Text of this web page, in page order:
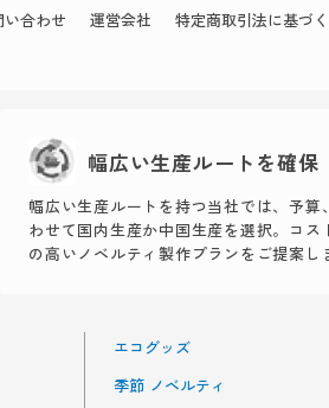
い合わせ 運営会社
特定商取引法に基づ
幅広い生産ルートを確保
幅広い生産ルートを持つ当社では、予算
わせて国内生産か中国生産を選択。コス
の高いノベルティ製作プランをご提案し
エコグッズ
季節 ノベルティ